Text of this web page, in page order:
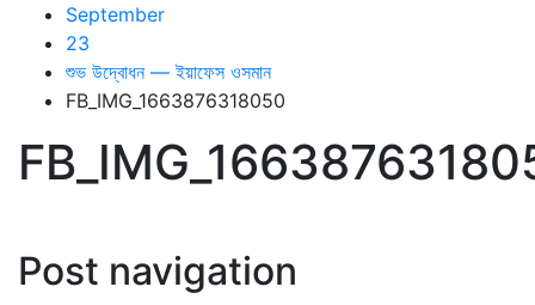
September
23
শুভ উদ্বোধন — ইয়াফেস ওসমান
FB_IMG_1663876318050
Post navigation